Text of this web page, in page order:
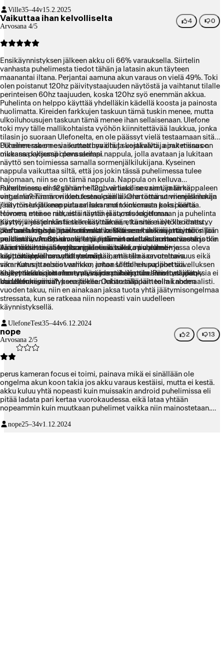
monenmoista ominaisuutta, joilla voi muokata, fiksailla jne.
Kameran suhteen myös oikein hyvä valinta
Puhelimen takana on persoonallinen ja huomiota varmasti
hyvä - hyvin bassot jytisee esim. ysäriä kuunnellessa.
puhelimissa. Tämä on nappi valinta esimerkiksi
illanistujaisiin - puhelimen voi helposti kääntää näyttö
alaspäin ja antaa musiikin vaan soida!
Näytössä 120 hertsin virkistystaajuus, eli puhelimen kuva
todella sulavaa. Toki, jos asettaa sen 60 hertsin taajuudelle,
akkukin kuluu jonkin verran hitaammin.
Puhelimessa itsessään huikeat 12 gigan RAM-muistia, joka
riittää hyvin useimmille sovelluksille. Lisäksi käytössä
virtuaallnen RAM samalla määrällä eli yhteensä peräti 24
gigaa RAM-muistia, jolla toimii raskaampikin sovellus
ongelmitta!
Ville35–44v15.2.2025
Vaikuttaa ihan kelvolliselta
Arvosana 4/5
4 0
Ensikäynnistyksen jälkeen akku oli 66% varauksella. Siirtelin
vanhasta puhelimesta tiedot tähän ja latasin akun täyteen
maanantai iltana. Perjantai aamuna akun varaus on vielä 49%. Toki
olen poistanut 120hz päivitystaajuuden näytöstä ja vaihtanut tilalle
perinteisen 60hz taajuuden, koska 120hz syö enemmän akkua.
Puhelinta on helppo käyttää yhdelläkin kädellä koosta ja painosta
huolimatta. Kireiden farkkujen taskuun tämä tuskin menee, mutta
ulkoiluhousujen taskuun tämä menee ihan sellaisenaan. Ulefone
toki myy tälle mallikohtaista vyöhön kiinnitettävää laukkua, jonka
tilasin jo suoraan Ulefonelta, en ole päässyt vielä testaamaan sitä.
Puhelimessa on esiasennettuna ohut suojakalvo ja paketissa on
mukana paksumpi panssarilasi.
Ulkoinen rakenne vaikuttaa hyvältä ja kestävältä, ainut miinus on
oikeassa kyljessä oleva alempi nappula, jolla avataan ja lukitaan
näyttö sen toimiessa samalla sormenjälkilukijana. Kyseinen
nappula vaikuttaa siltä, että jos jokin tässä puhelimessa tulee
hajomaan, niin se on tämä nappula. Nappula on kelluva
rakenteinen, eli se vähän heiluu, vai liekö se vain tämän kappaleen
ongelma? Tämän viikon testauksen aikana tämä sormenjälkilukija
/ näytön lukitusnappula on lakannut toimimasta kaksi kertaa.
Homma menee niin, että näyttö ei suostu lukittumaan ja puhelinta
pystyy vielä jonkin hetken käyttämään, kunnes näytölle ilmestyy
Ulefonen logo ja latausanimaatio. Sitten se häviää ja näyttöön jää
pelkästään Android valintanäppäimet mustaa taustaa vasten.
Ainut mihin tässä kohtaa pääsee käsiksi on volume+ ja
lukitusnäppäimen yhdistelmäpainamisella saavutettava
sammutus ja reboot valikko, johon Ulefonen support sovelluksen
ohjeet neuvookin menemään, jos puhelin niin sanotusti jäätyy.
Uudellenkäynnistyksen jälkeen lukitusnäppäin toimii normaalisti.
Puhelimessa on 12gb ram + 12gb virtuaalinen ram, ja tämä
virtuaalinen ram on oletuksena päällä. Olen ottanut viimeisimmän
jäätymisen jälkeen virtuaalisen ramin kokonaan pois päältä
toivoen, että se ratkaisisi tämän jäätymisongelman.
Käyttöjärjestelmästä selkeästi näkee, että sitä ei ole koodattu
parhaalla mahdollisella tavalla vaikka se on selkeä ja toimii
muuten hyvin. Syvemmälle puhelimen asetuksiin mentäessä jotkin
käännökset ovat englanninkielisiä vaikka puhelimen
käyttökieleksi on valittu suomi.
Jos tuo lukitusnäppäin oikeasti kestää sen kaksi vuotta, niin silloin
voidaan varmasti sanoa, että ei tämä todellakaan huono ostos ole.
Ja mitä siihen jäätymisongelmaan tulee, niin puhelimessa oleva
support sovellus antaa ymmärtää, että tämä on ominaisuus eikä
vika. Kannattaa siis varmaan antaa softalle lupa lähettää
analyytikkaa, jotta homma saadaan korjattua. Päivityslupauksia ei
kai Ulefone anna?
Kaiken kaikkiaan olen tyytyväinen tähän puhelimeen näiden
muutaman päivän perusteella. Onhan tällä laitteella kahden
vuoden takuu, niin en ainakaan jaksa tuota yhtä jäätymisongelmaa
stressata, kun se ratkeaa niin nopeasti vain uudelleen
käynnistyksellä.
UlefoneTest35–44v6.12.2024
nope
Arvosana 2/5
2 13
perus kameran focus ei toimi, painava mikä ei sinällään ole
ongelma akun koon takia jos akku varaus kestäisi, mutta ei kestä.
akku kuluu yhtä nopeasti kuin muissakin android puhelimissa eli
pitää ladata pari kertaa vuorokaudessa. eikä lataa yhtään
nopeammin kuin muutkaan puhelimet vaikka niin mainostetaan.
testauksen jälkeen
nope25–34v1.12.2024